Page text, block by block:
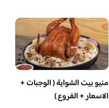
منيو بيت الشواية ( الوجبات +
الاسعار + الفروع )